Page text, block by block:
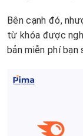
Bên cạnh đó,
từ khóa được
bản miễn phí bạn